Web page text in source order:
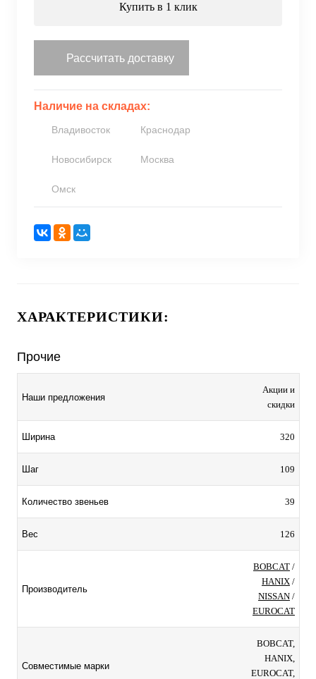
Купить в 1 клик
Рассчитать доставку
Наличие на складах:
Владивосток Краснодар
Новосибирск Москва
Омск
ХАРАКТЕРИСТИКИ:
Прочие
Наши предложения
Акции и
скидки
Ширина 320
Шаг 109
Количество звеньев 39
Вес 126
Производитель
BOBCAT /
HANIX /
NISSAN /
EUROCAT
Совместимые марки
BOBCAT,
HANIX,
EUROCAT,